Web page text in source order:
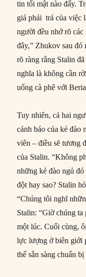
tin tối mật nào đấy.
giá phải trả của việc
người đều nhớ rõ
đây,” Zhukov sau đó
rõ ràng rằng Stalin
nghĩa là không cần
uống cà phê với
Tuy nhiên, cả hai
cảnh báo của kẻ đào
viên – điều sẽ tương
của Stalin. “Không
những kẻ đào ngủ
đột hay sao? Stalin
“Chúng tôi nghĩ
Stalin: “Giờ chúng
một lúc. Cuối cùng,
lực lượng ở biên giới
thế sẵn sàng chuẩn